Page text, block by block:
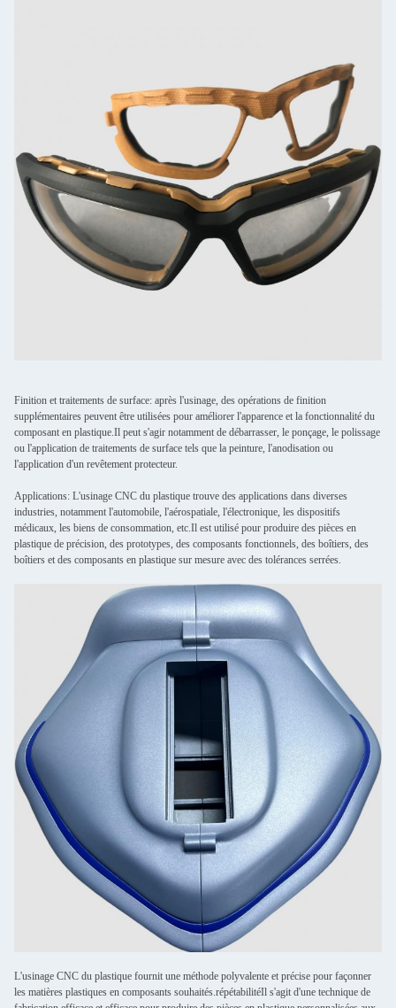
Finition et traitements de surface: après l'usinage, des opérations de finition
supplémentaires peuvent être utilisées pour améliorer l'apparence et la fonctionnalité du
composant en plastique.Il peut s'agir notamment de débarrasser, le ponçage, le polissage
ou l'application de traitements de surface tels que la peinture, l'anodisation ou
l'application d'un revêtement protecteur.
Applications: L'usinage CNC du plastique trouve des applications dans diverses
industries, notamment l'automobile, l'aérospatiale, l'électronique, les dispositifs
médicaux, les biens de consommation, etc.Il est utilisé pour produire des pièces en
plastique de précision, des prototypes, des composants fonctionnels, des boîtiers, des
boîtiers et des composants en plastique sur mesure avec des tolérances serrées.
L'usinage CNC du plastique fournit une méthode polyvalente et précise pour façonner
les matières plastiques en composants souhaités.répétabilitéIl s'agit d'une technique de